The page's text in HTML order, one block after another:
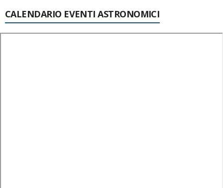
CALENDARIO EVENTI ASTRONOMICI